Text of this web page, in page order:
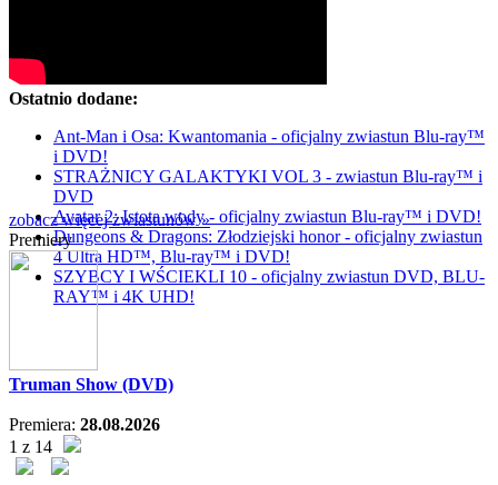
Ostatnio dodane:
Ant-Man i Osa: Kwantomania - oficjalny zwiastun Blu-ray™
i DVD!
STRAŻNICY GALAKTYKI VOL 3 - zwiastun Blu-ray™ i
DVD
Avatar 2: Istota wody - oficjalny zwiastun Blu-ray™ i DVD!
Dungeons & Dragons: Złodziejski honor - oficjalny zwiastun
4 Ultra HD™, Blu-ray™ i DVD!
SZYBCY I WŚCIEKLI 10 - oficjalny zwiastun DVD, BLU-
RAY™ i 4K UHD!
zobacz więcej zwiastunów »
Premiery
Truman Show (DVD)
Premiera: 28.08.2026
1 z 14